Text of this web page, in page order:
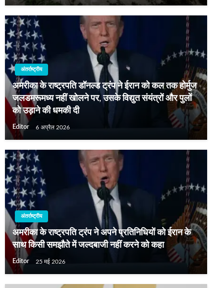
अंतर्राष्ट्रीय
अमरीका के राष्‍ट्रपति डॉनल्‍ड ट्रंप ने ईरान को कल तक होर्मुज
जलडमरूमध्‍य नहीं खोलने पर, उसके विद्युत संयंत्रों और पुलों
को उड़ाने की धमकी दी
Editor 6 अप्रैल 2026
अंतर्राष्ट्रीय
अमरीका के राष्ट्रपति ट्रंप ने अपने प्रतिनिधियों को ईरान के
साथ किसी समझौते में जल्दबाजी नहीं करने को कहा
Editor 25 मई 2026